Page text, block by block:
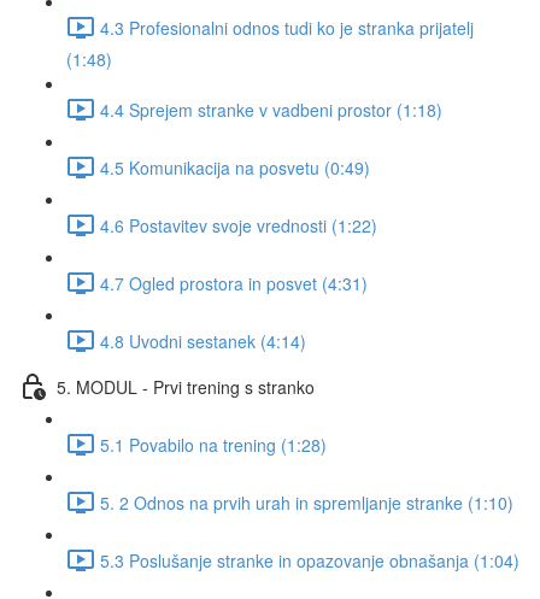
4.3 Profesionalni odnos tudi ko je stranka prijatelj
(1:48)
4.4 Sprejem stranke v vadbeni prostor (1:18)
4.5 Komunikacija na posvetu (0:49)
4.6 Postavitev svoje vrednosti (1:22)
4.7 Ogled prostora in posvet (4:31)
4.8 Uvodni sestanek (4:14)
5. MODUL - Prvi trening s stranko
5.1 Povabilo na trening (1:28)
5. 2 Odnos na prvih urah in spremljanje stranke (1:10)
5.3 Poslušanje stranke in opazovanje obnašanja (1:04)